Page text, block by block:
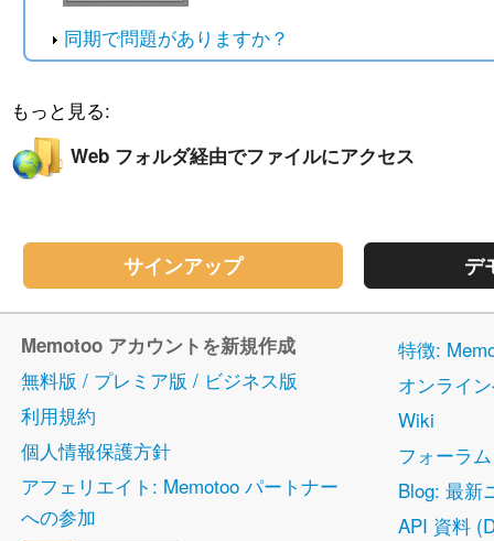
同期で問題がありますか？
もっと見る:
Web フォルダ経由でファイルにアクセス
サインアップ デ
Memotoo アカウントを新規作成
無料版 / プレミア版 / ビジネス版
利用規約
個人情報保護方針
アフェリエイト: Memotoo パートナー
への参加
特徴:
オンライ
Wiki
フォーラム
Blog: 最新
API 資料